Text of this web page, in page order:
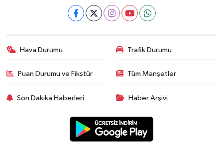
Hava Durumu Trafik Durumu
Puan Durumu ve Fikstür Tüm Manşetler
Son Dakika Haberleri Haber Arşivi